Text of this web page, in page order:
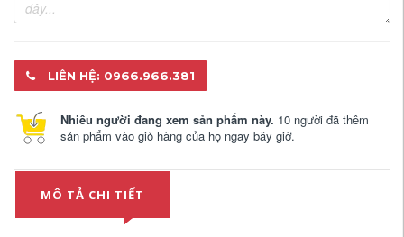
LIÊN HỆ: 0966.966.381
Nhiều người đang xem sản phẩm này. 10 người đã thêm
sản phẩm vào giỏ hàng của họ ngay bây giờ.
MÔ TẢ CHI TIẾT